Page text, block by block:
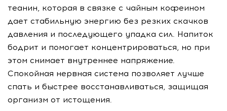
теанин, которая в связке с чайным кофеином
дает стабильную энергию без резких скачков
давления и последующего упадка сил. Напиток
бодрит и помогает концентрироваться, но при
этом снимает внутреннее напряжение.
Спокойная нервная система позволяет лучше
спать и быстрее восстанавливаться, защищая
организм от истощения.